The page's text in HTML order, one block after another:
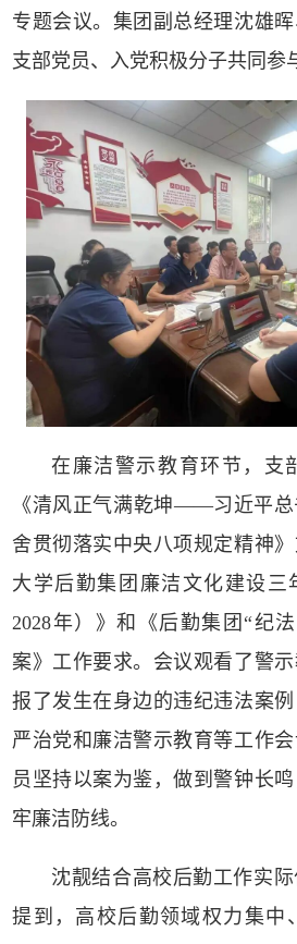
专题会议。集团副总经理沈雄晖
支部党员、入党积极分子共同参
在廉洁警示教育环节，支
《清风正气满乾坤——习近平
舍贯彻落实中央八项规定精神》
大学后勤集团廉洁文化建设三
2028年）》和《后勤集团“纪
案》工作要求。会议观看了警
报了发生在身边的违纪违法案
严治党和廉洁警示教育等工作
员坚持以案为鉴，做到警钟长
牢廉洁防线。
沈靓结合高校后勤工作实
提到，高校后勤领域权力集中